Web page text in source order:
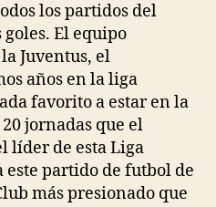
los partidos del
El equipo
Juventus, el
años en la liga
favorito a estar en la
jornadas que el
líder de esta Liga
este partido de futbol de
más presionado que